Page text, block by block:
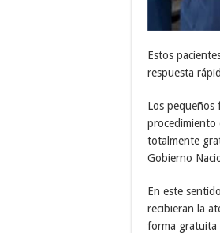
Estos
respuesta
Los pequeños
procedimiento
totalmente
Gobierno
En este
recibieran la
forma gratuita